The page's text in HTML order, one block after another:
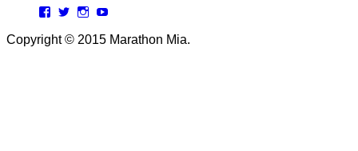
Facebook
TwitterInstagram
Copyright © 2015 Marathon Mia.